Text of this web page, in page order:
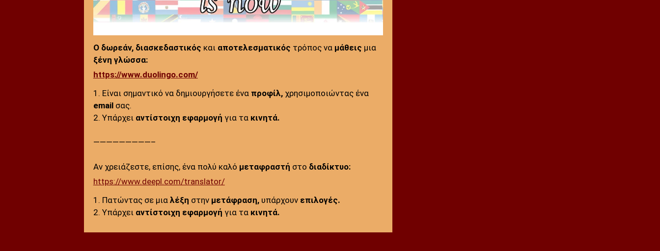
Ο δωρεάν, διασκεδαστικός και αποτελεσματικός τρόπος να μάθεις μια
ξένη γλώσσα:
https://www.duolingo.com/
1. Είναι σημαντικό να δημιουργήσετε ένα προφίλ,χρησιμοποιώντας ένα
emailσας.
2. Υπάρχει αντίστοιχη εφαρμογή για τα κινητά.
—————————–
Αν χρειάζεστε, επίσης, ένα πολύ καλό μεταφραστή στο διαδίκτυο:
https://www.deepl.com/translator/
1. Πατώντας σε μια λέξη στηνμετάφραση, υπάρχουν επιλογές.
2. Υπάρχει αντίστοιχη εφαρμογή για τα κινητά.